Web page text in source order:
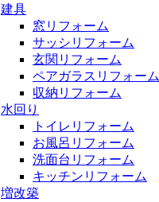
建具
窓リフォーム
サッシリフォーム
玄関リフォーム
ペアガラスリフォーム
収納リフォーム
水回り
トイレリフォーム
お風呂リフォーム
洗面台リフォーム
キッチンリフォーム
増改築